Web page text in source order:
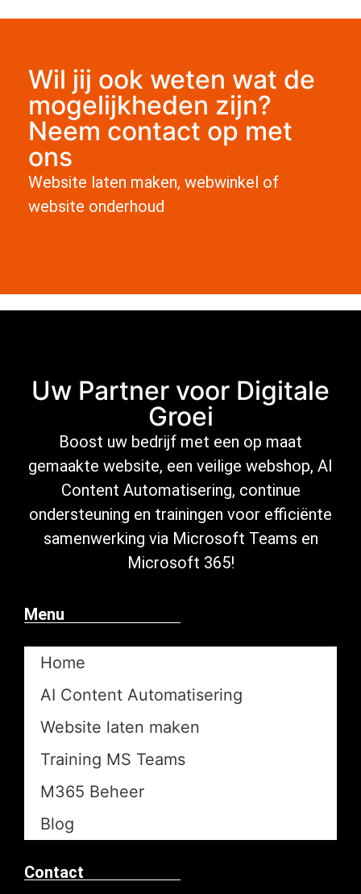
Wil jij ook weten wat de
mogelijkheden zijn?
Neem contact op met
ons
Website laten maken, webwinkel of
website onderhoud
Uw Partner voor Digitale
Groei
Boost uw bedrijf met een op maat
gemaakte website, een veilige webshop, AI
Content Automatisering, continue
ondersteuning en trainingen voor efficiënte
samenwerking via Microsoft Teams en
Microsoft 365!
Menu
Home
AI Content Automatisering​
Website laten maken
Training MS Teams
M365 Beheer
Blog
Contact